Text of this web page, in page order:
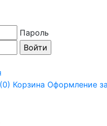
Пароль
Корзина Оформление